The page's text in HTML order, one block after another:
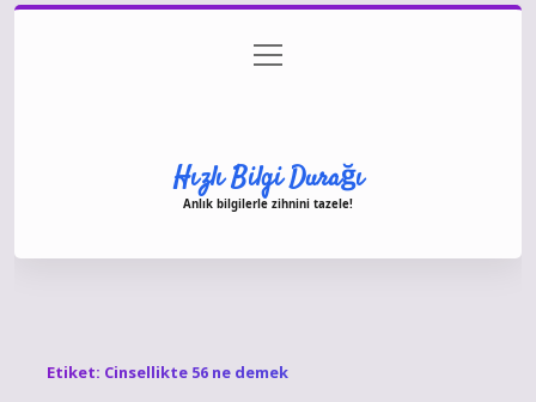
Gizlilik Politikası
menüyü
aç
Hızlı Bilgi Durağı
Anlık bilgilerle zihnini tazele!
Etiket: Cinsellikte 56 ne demek